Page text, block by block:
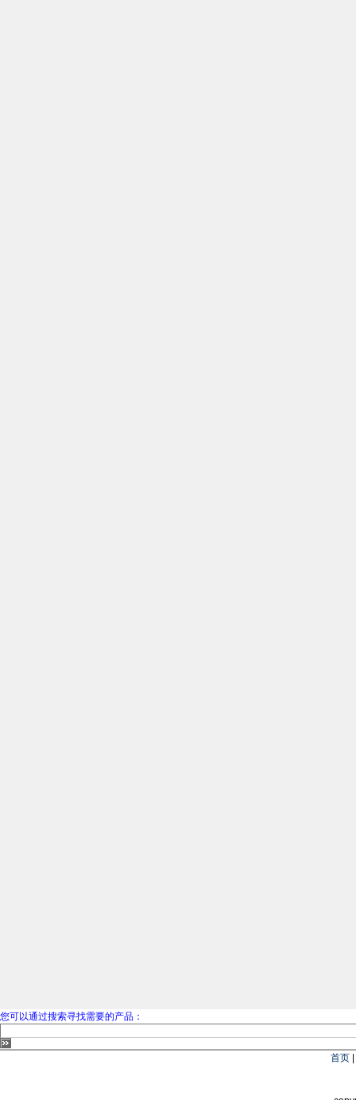
您可以通过搜索寻找需要的产品：
首页|